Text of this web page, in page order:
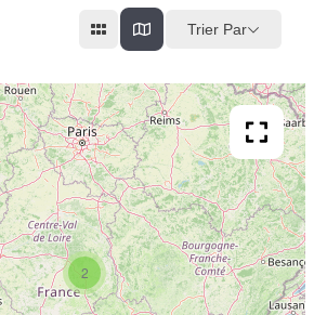
Trier Par
2